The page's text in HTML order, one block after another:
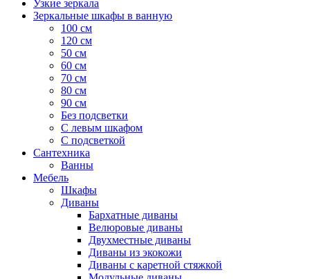
Узкие зеркала
Зеркальные шкафы в ванную
100 см
120 см
50 см
60 см
70 см
80 см
90 см
Без подсветки
С левым шкафом
С подсветкой
Сантехника
Ванны
Мебель
Шкафы
Диваны
Бархатные диваны
Велюровые диваны
Двухместные диваны
Диваны из экокожи
Диваны с каретной стяжкой